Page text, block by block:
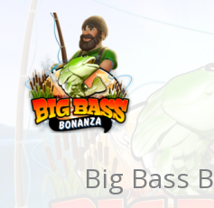
Big Bass